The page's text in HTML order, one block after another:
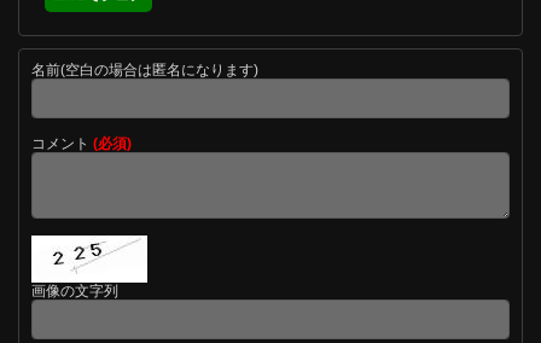
名前(空白の場合は匿名になります)
コメント (必須)
画像の文字列